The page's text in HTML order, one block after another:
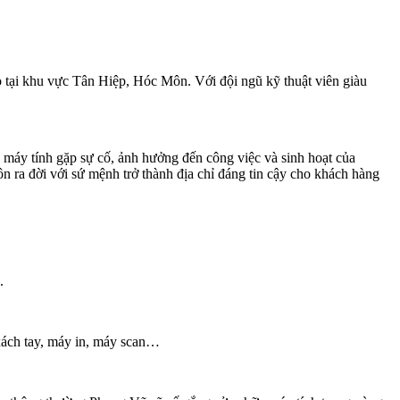
khu vực Tân Hiệp, Hóc Môn. Với đội ngũ kỹ thuật viên giàu
tính gặp sự cố, ảnh hưởng đến công việc và sinh hoạt của
đời với sứ mệnh trở thành địa chỉ đáng tin cậy cho khách hàng
tay, máy in, máy scan…